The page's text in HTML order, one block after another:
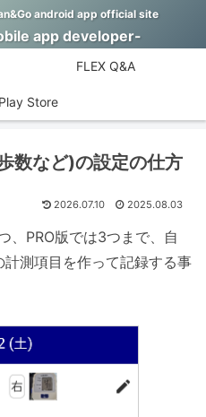
android app official site
app developer-
FLEX Q&A
Store
数など)の設定の仕方
2026.07.10 2025.08.03
、PRO版では3つまで、自
測項目を作って記録する事